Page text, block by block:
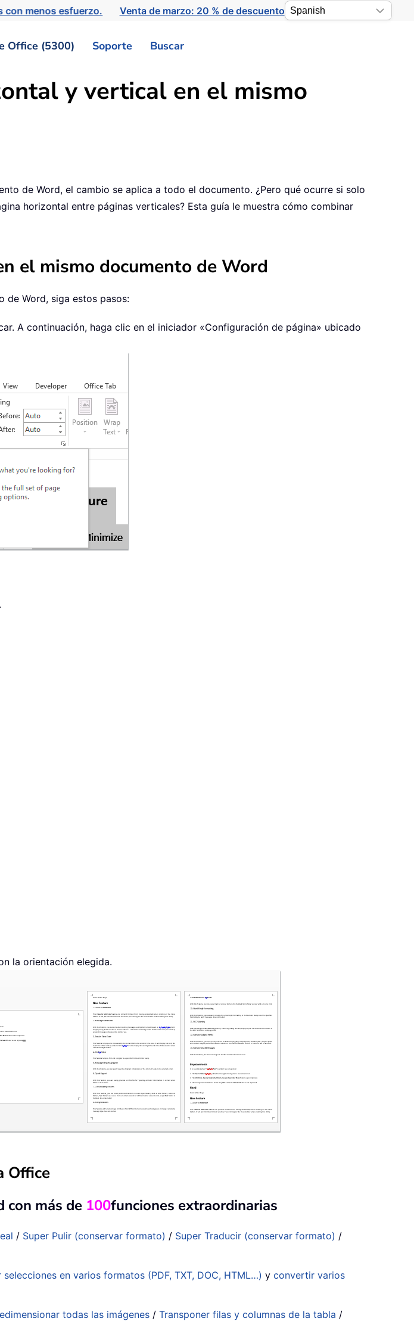
con menos esfuerzo. Venta de marzo: 20 % de descuento
Office (5300) Soporte Buscar
y vertical en el mismo
de Word, el cambio se aplica a todo el documento. ¿Pero qué ocurre si solo
horizontal entre páginas verticales? Esta guía le muestra cómo combinar
el mismo documento de Word
de Word, siga estos pasos:
A continuación, haga clic en el iniciador «Configuración de página» ubicado
la orientación elegida.
Office
con más de 100funciones extraordinarias
/ Super Pulir (conservar formato) / Super Traducir (conservar formato) /
en varios formatos (PDF, TXT, DOC, HTML…) y convertir varios
todas las imágenes / Transponer filas y columnas de la tabla /